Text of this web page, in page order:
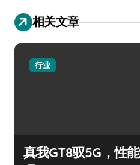
相关文章
行业
真我GT8驭5G，性